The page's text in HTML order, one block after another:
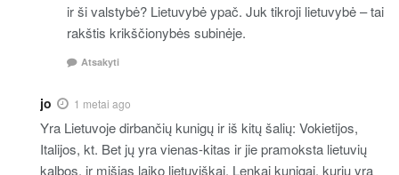
ir ši valstybė? Lietuvybė ypač. Juk tikroji lietuvybė – tai
rakštis krikščionybės subinėje.
Atsakyti
jo 1 metai ago
Yra Lietuvoje dirbančių kunigų ir iš kitų šalių: Vokietijos,
Italijos, kt. Bet jų yra vienas-kitas ir jie pramoksta lietuvių
kalbos, ir mišias laiko lietuviškai. Lenkai kunigai, kurių yra